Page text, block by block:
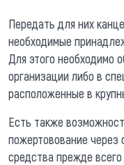
Передать для них
необходимые
Для этого необходимо
организации либо в
расположенные в
Есть также
пожертовование
средства прежде